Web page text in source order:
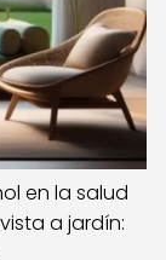
en la salud
a jardín: